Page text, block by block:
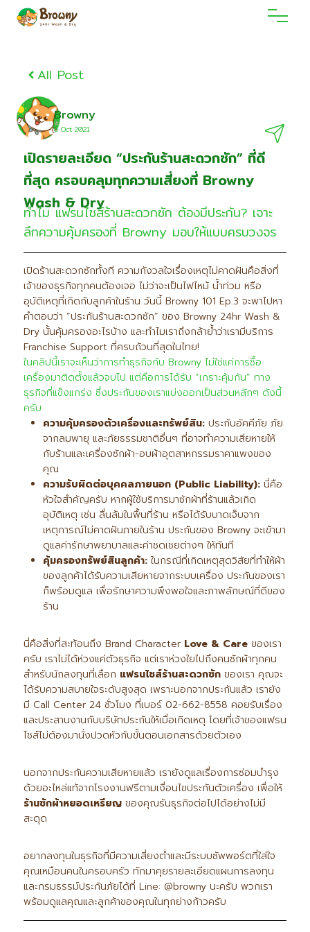
All Post
Browny
6 Oct 2021
เปิดรายละเอียด “ประกันร้านสะดวกซัก” ที่ดี
ที่สุด ครอบคลุมทุกความเสี่ยงที่ Browny
Wash & Dry
ทำไม แฟรนไชส์ร้านสะดวกซัก ต้องมีประกัน? เจาะ
ลึกความคุ้มครองที่ Browny มอบให้แบบครบวงจร
เปิดร้านสะดวกซักทั้งที ความกังวลใจเรื่องเหตุไม่คาดฝันคือสิ่งที่
เจ้าของธุรกิจทุกคนต้องเจอ ไม่ว่าจะเป็นไฟไหม้ น้ำท่วม หรือ
อุบัติเหตุที่เกิดกับลูกค้าในร้าน วันนี้ Browny 101 Ep.3 จะพาไปหา
คำตอบว่า “ประกันร้านสะดวกซัก” ของ Browny 24hr Wash &
Dry นั้นคุ้มครองอะไรบ้าง และทำไมเราถึงกล้าย้ำว่าเรามีบริการ
Franchise Support ที่ครบถ้วนที่สุดในไทย!
ในคลิปนี้เราจะเห็นว่าการทำธุรกิจกับ Browny ไม่ใช่แค่การซื้อ
เครื่องมาติดตั้งแล้วจบไป แต่คือการได้รับ “เกราะคุ้มกัน” ทาง
ธุรกิจที่แข็งแกร่ง ซึ่งประกันของเราแบ่งออกเป็นส่วนหลักๆ ดังนี้
ครับ
ความคุ้มครองตัวเครื่องและทรัพย์สิน: ประกันอัคคีภัย ภัย
จากลมพายุ และภัยธรรมชาติอื่นๆ ที่อาจทำความเสียหายให้
กับร้านและเครื่องซักผ้า-อบผ้าอุตสาหกรรมราคาแพงของ
คุณ
ความรับผิดต่อบุคคลภายนอก (Public Liability): นี่คือ
หัวใจสำคัญครับ หากผู้ใช้บริการมาซักผ้าที่ร้านแล้วเกิด
อุบัติเหตุ เช่น ลื่นล้มในพื้นที่ร้าน หรือได้รับบาดเจ็บจาก
เหตุการณ์ไม่คาดฝันภายในร้าน ประกันของ Browny จะเข้ามา
ดูแลค่ารักษาพยาบาลและค่าชดเชยต่างๆ ให้ทันที
คุ้มครองทรัพย์สินลูกค้า:ในกรณีที่เกิดเหตุสุดวิสัยที่ทำให้ผ้า
ของลูกค้าได้รับความเสียหายจากระบบเครื่อง ประกันของเรา
ก็พร้อมดูแล เพื่อรักษาความพึงพอใจและภาพลักษณ์ที่ดีของ
ร้าน
นี่คือสิ่งที่สะท้อนถึง Brand Character Love & Care ของเรา
ครับ เราไม่ได้ห่วงแค่ตัวธุรกิจ แต่เราห่วงใยไปถึงคนซักผ้าทุกคน
สำหรับนักลงทุนที่เลือก แฟรนไชส์ร้านสะดวกซัก ของเรา คุณจะ
ได้รับความสบายใจระดับสูงสุด เพราะนอกจากประกันแล้ว เรายัง
มี Call Center 24 ชั่วโมง ที่เบอร์ 02-662-8558 คอยรับเรื่อง
และประสานงานกับบริษัทประกันให้เมื่อเกิดเหตุ โดยที่เจ้าของแฟรน
ไชส์ไม่ต้องมานั่งปวดหัวกับขั้นตอนเอกสารด้วยตัวเอง
นอกจากประกันความเสียหายแล้ว เรายังดูแลเรื่องการซ่อมบำรุง
ด้วยอะไหล่แท้จากโรงงานฟรีตามเงื่อนไขประกันตัวเครื่อง เพื่อให้
ร้านซักผ้าหยอดเหรียญ ของคุณรันธุรกิจต่อไปได้อย่างไม่มี
สะดุด
อยากลงทุนในธุรกิจที่มีความเสี่ยงต่ำและมีระบบซัพพอร์ตที่ใส่ใจ
คุณเหมือนคนในครอบครัว ทักมาคุยรายละเอียดแผนการลงทุน
และกรมธรรม์ประกันภัยได้ที่ Line: @browny นะครับ พวกเรา
พร้อมดูแลคุณและลูกค้าของคุณในทุกย่างก้าวครับ